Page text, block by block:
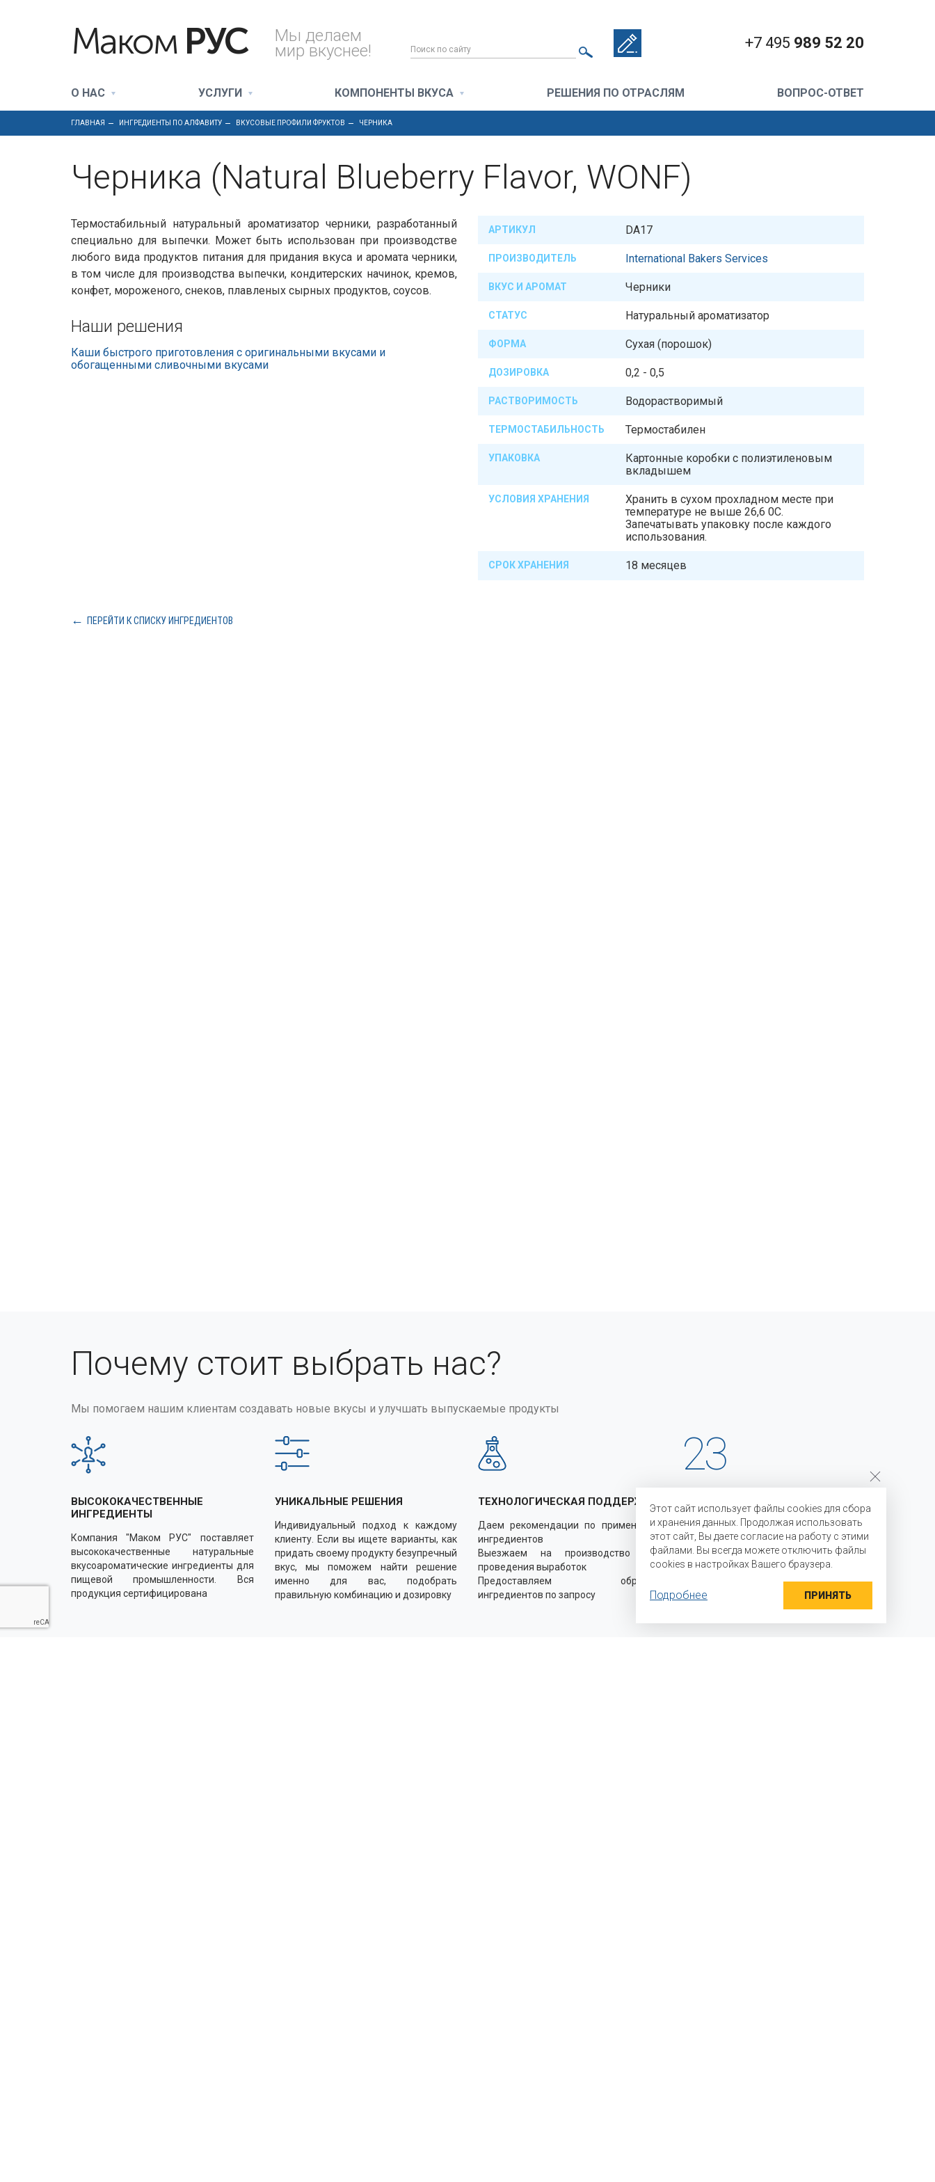
О НАС УСЛУГИ КОМПОНЕНТЫ ВКУСА РЕШЕНИЯ ПО ОТРАСЛЯМ ВОПРОС-ОТВЕТ
Маком РУС Мы делаем
мир вкуснее! +7 495 989 52 20
ГЛАВНАЯ ИНГРЕДИЕНТЫ ПО АЛФАВИТУ ВКУСОВЫЕ ПРОФИЛИ ФРУКТОВ ЧЕРНИКА
Черника (Natural Blueberry Flavor, WONF)
Термостабильный натуральный ароматизатор черники, разработанный
специально для выпечки. Может быть использован при производстве
любого вида продуктов питания для придания вкуса и аромата черники,
в том числе для производства выпечки, кондитерских начинок, кремов,
конфет, мороженого, снеков, плавленых сырных продуктов, соусов.
Наши решения
Каши быстрого приготовления с оригинальными вкусами и
обогащенными сливочными вкусами
АРТИКУЛ DA17
ПРОИЗВОДИТЕЛЬ International Bakers Services
ВКУС И АРОМАТ Черники
СТАТУС Натуральный ароматизатор
ФОРМА Сухая (порошок)
ДОЗИРОВКА 0,2 - 0,5
РАСТВОРИМОСТЬ Водорастворимый
ТЕРМОСТАБИЛЬНОСТЬ Термостабилен
УПАКОВКА
Картонные коробки с полиэтиленовым
вкладышем
УСЛОВИЯ ХРАНЕНИЯ
Хранить в сухом прохладном месте при
температуре не выше 26,6 0C.
Запечатывать упаковку после каждого
использования.
СРОК ХРАНЕНИЯ 18 месяцев
ПЕРЕЙТИ К СПИСКУ ИНГРЕДИЕНТОВ
Почему стоит выбрать нас?
Мы помогаем нашим клиентам создавать новые вкусы и улучшать выпускаемые продукты
ВЫСОКОКАЧЕСТВЕННЫЕ
ИНГРЕДИЕНТЫ
Компания "Маком РУС" поставляет
высококачественные натуральные
вкусоароматические ингредиенты для
пищевой промышленности. Вся
продукция сертифицирована
УНИКАЛЬНЫЕ РЕШЕНИЯ
Индивидуальный подход к каждому
клиенту. Если вы ищете варианты, как
придать своему продукту безупречный
вкус, мы поможем найти решение
именно для вас, подобрать
правильную комбинацию и дозировку
ТЕХНОЛОГИЧЕСКАЯ ПОДДЕРЖКА
Даем рекомендации по применению
ингредиентов
Выезжаем на производство для
проведения выработок
Предоставляем образцы
ингредиентов по запросу
23
ГОДА НА РЫНКЕ
С 2003 года мы являемся
официальными представителями
производителей на территории
Российской Федерации и стран
Таможенного союза и осуществляем
прямые поставки ингредиентов
Этот сайт использует файлы cookies для сбора
и хранения данных. Продолжая использовать
этот сайт, Вы даете согласие на работу с этими
файлами. Вы всегда можете отключить файлы
cookies в настройках Вашего браузера.
Подробнее ПРИНЯТЬ